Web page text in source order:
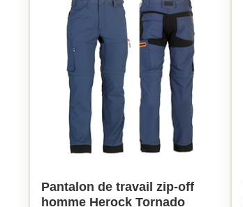
Pantalon de travail zip-off
homme Herock Tornado